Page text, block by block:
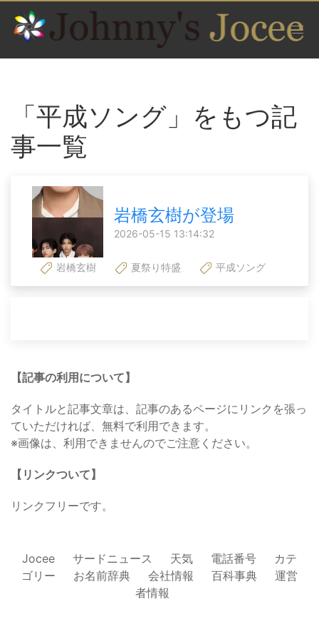
「平成ソング」をもつ記
事一覧
岩橋玄樹が登場
2026-05-15 13:14:32
岩橋玄樹 夏祭り特盛 平成ソング
【記事の利用について】
タイトルと記事文章は、記事のあるページにリンクを張っ
ていただければ、無料で利用できます。
※画像は、利用できませんのでご注意ください。
【リンクついて】
リンクフリーです。
Jocee サードニュース 天気 電話番号
カテ
ゴリー
お名前辞典 会社情報 百科事典
運営
者情報